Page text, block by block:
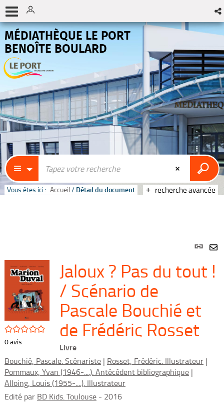
MÉDIATHÈQUE LE PORT
BENOÎTE BOULARD
recherche avancée
Vous êtes ici : Accueil / Détail du document
Lien
par
/5
0avis
Jaloux ? Pas du tout !
/ Scénario de
Pascale Bouchié et
de Frédéric Rosset
Livre
Bouchié, Pascale. Scénariste | Rosset, Frédéric. Illustrateur |
Pommaux, Yvan (1946-....). Antécédent bibliographique |
Alloing, Louis (1955-....). Illustrateur
Edité par BD Kids. Toulouse - 2016